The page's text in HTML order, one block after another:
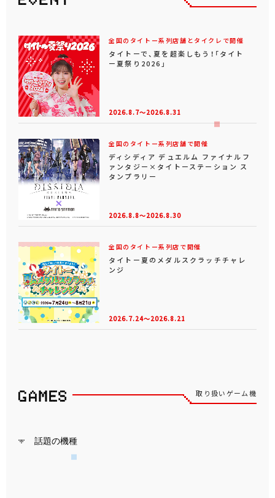
全国のタイトー系列店舗とタイクレで開催
タイトーで、夏を超楽しもう！「タイト
ー夏祭り2026」
2026.8.7～2026.8.31
全国のタイトー系列店舗で開催
ディシディア デュエルム ファイナルフ
ァンタジー×タイトーステーション ス
タンプラリー
2026.8.8～2026.8.30
全国のタイトー系列店で開催
タイトー夏のメダルスクラッチチャレ
ンジ
2026.7.24～2026.8.21
取り扱いゲーム機
話題の機種